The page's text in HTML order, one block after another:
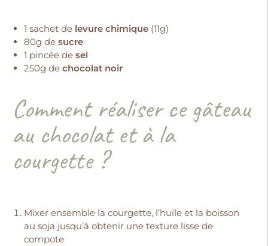
1 sachet de levure chimique (11g)
80g de sucre
1 pincée de sel
250g de chocolat noir
Comment réaliser ce gâteau
au chocolat et à la
courgette ?
Mixer ensemble la courgette, l’huile et la boisson
au soja jusqu’à obtenir une texture lisse de
compote